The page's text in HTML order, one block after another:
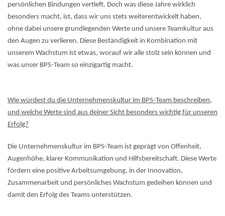
persönlichen Bindungen vertieft. Doch was diese Jahre wirklich
besonders macht, ist, dass wir uns stets weiterentwickelt haben,
ohne dabei unsere grundlegenden Werte und unsere Teamkultur aus
den Augen zu verlieren. Diese Beständigkeit in Kombination mit
unserem Wachstum ist etwas, worauf wir alle stolz sein können und
was unser BPS-Team so einzigartig macht.
Wie würdest du die Unternehmenskultur im BPS-Team beschreiben,
und welche Werte sind aus deiner Sicht besonders wichtig für unseren
Erfolg?
Die Unternehmenskultur im BPS-Team ist geprägt von Offenheit,
Augenhöhe, klarer Kommunikation und Hilfsbereitschaft. Diese Werte
fördern eine positive Arbeitsumgebung, in der Innovation,
Zusammenarbeit und persönliches Wachstum gedeihen können und
damit den Erfolg des Teams unterstützen.